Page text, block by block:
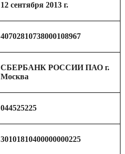
12 сентября 2013 г.
40702810738000108967
СБЕРБАНК РОССИИ ПАО г.
Москва
044525225
30101810400000000225